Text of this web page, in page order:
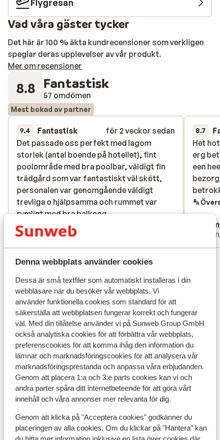
Denna webbplats använder cookies
Dessa är små textfiler som automatiskt installeras i din
webbläsare när du besöker vår webbplats. Vi
använder funktionella cookies som standard för att
säkerställa att webbplatsen fungerar korrekt och fungerar
väl. Med din tillåtelse använder vi på Sunweb Group GmbH
också analytiska cookies för att förbättra vår webbplats,
preferenscookies för att komma ihåg den information du
lämnar och marknadsföringscookies för att analysera vår
marknadsföringsprestanda och anpassa våra erbjudanden.
Genom att placera 1:a och 3:e parts cookies kan vi och
andra parter spåra ditt internetbeteende för att göra vårt
innehåll och våra annonser mer relevanta för dig.
Genom att klicka på "Acceptera cookies" godkänner du
placeringen av alla cookies. Om du klickar på "Hantera" kan
Flygresan
Vad våra gäster tycker
Det här är 100 % äkta kundrecensioner som verkligen
speglar deras upplevelser av vår produkt.
Mer om recensioner
8.8 Fantastisk
57 omdömen
Mest bokad av partner
9.4 Fantastisk
för 2 veckor sedan
Det passade oss perfekt med lagom
storlek (antal boende på hotellet), fint
poolområde med bra poolbar, väldigt fin
trädgård som var fantastiskt väl skött,
personalen var genomgående väldigt
trevliga o hjälpsamma och rummet var
rymligt med bra balkong.
Det passade oss perfekt med lagom
storlek (antal boende på hotellet), fint
poolområde med bra poolbar, väldigt fin
trädgård som var fantastiskt väl skött,
personalen var genomgående väldigt
trevliga o hjälpsamma och rummet var
rymligt med bra balkong.
Ensam förälder
8.7
Het
erg
een
Het
erg
een
Visa alla 57 omdömen
Läge
Visa på karta
I området
Avstånd till stranden ca 200 m (sandstrand,
solstolar (mot betalning) , parasoll (mot betalning)
)